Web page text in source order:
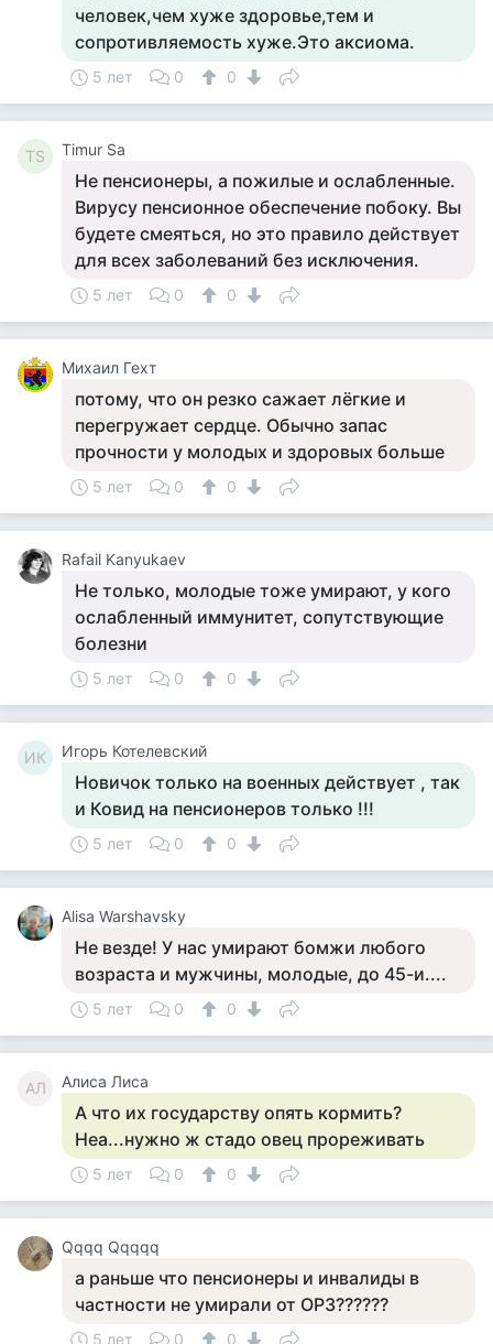
человек,чем хуже здоровье,тем и
сопротивляемость хуже.Это аксиома.
5 лет 0 0
TS Timur Sa
Не пенсионеры, а пожилые и ослабленные.
Вирусу пенсионное обеспечение побоку. Вы
будете смеяться, но это правило действует
для всех заболеваний без исключения.
5 лет 0 0
Михаил Гехт
потому, что он резко сажает лёгкие и
перегружает сердце. Обычно запас
прочности у молодых и здоровых больше
5 лет 0 0
Rafail Kanyukaev
Не только, молодые тоже умирают, у кого
ослабленный иммунитет, сопутствующие
болезни
5 лет 0 0
ИК Игорь Котелевский
Новичок только на военных действует , так
и Ковид на пенсионеров только !!!
5 лет 0 0
Alisa Warshavsky
Не везде! У нас умирают бомжи любого
возраста и мужчины, молодые, до 45-и....
5 лет 0 0
АЛ Алиса Лиса
А что их государству опять кормить?
Неа...нужно ж стадо овец прореживать
5 лет 0 0
Qqqq Qqqqq
а раньше что пенсионеры и инвалиды в
частности не умирали от ОРЗ??????
5 лет 0 0